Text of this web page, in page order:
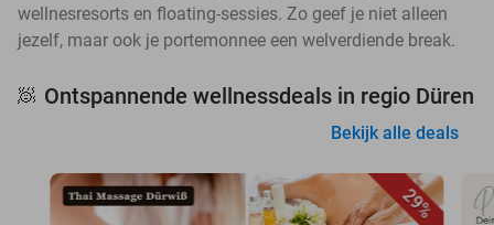
wellnesresorts en floating-sessies. Zo geef je niet alleen
jezelf, maar ook je portemonnee een welverdiende break.
🧖 Ontspannende wellnessdeals in regio Düren
Bekijk alle deals
29%